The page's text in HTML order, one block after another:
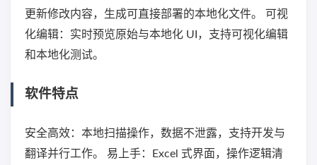
更新修改内容，生成可直接部署的本地化文件。 可视
化编辑：实时预览原始与本地化 UI，支持可视化编辑
和本地化测试。
软件特点
安全高效：本地扫描操作，数据不泄露，支持开发与
翻译并行工作。 易上手：Excel 式界面，操作逻辑清